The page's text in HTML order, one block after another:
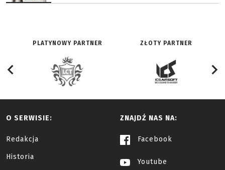
PLATYNOWY PARTNER ZŁOTY PARTNER
O SERWISIE:
Redakcja
Historia
ZNAJDŹ NAS NA:
Facebook
Youtube